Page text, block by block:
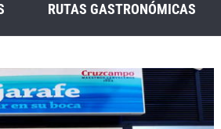
RUTAS GASTRONÓMICAS